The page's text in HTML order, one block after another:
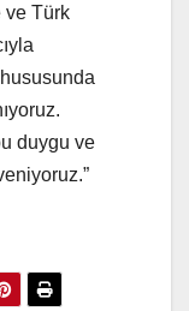
ve Türk
duygu ve